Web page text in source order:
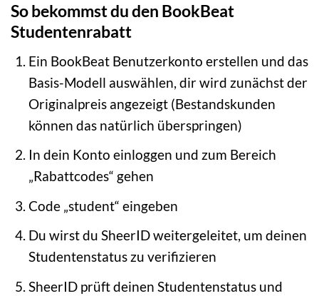
So bekommst du den BookBeat
Studentenrabatt
Ein BookBeat Benutzerkonto erstellen und das
Basis-Modell auswählen, dir wird zunächst der
Originalpreis angezeigt (Bestandskunden
können das natürlich überspringen)
In dein Konto einloggen und zum Bereich
„Rabattcodes“ gehen
Code „student“ eingeben
Du wirst du SheerID weitergeleitet, um deinen
Studentenstatus zu verifizieren
SheerID prüft deinen Studentenstatus und